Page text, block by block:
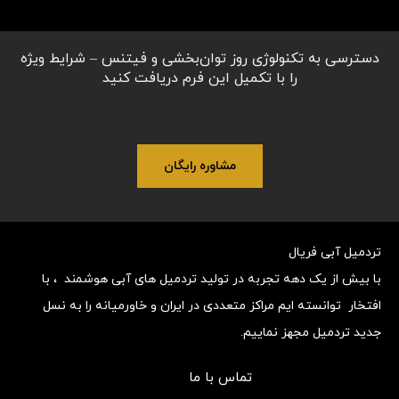
دسترسی به تکنولوژی روز توان‌بخشی و فیتنس – شرایط ویژه
را با تکمیل این فرم دریافت کنید
مشاوره رایگان
تردمیل آبی فریال
با بیش از یک دهه تجربه در تولید تردمیل های آبی هوشمند ، با
افتخار توانسته ایم مراکز متعددی در ایران و خاورمیانه را به نسل
جدید تردمیل مجهز نماییم.
تماس با ما